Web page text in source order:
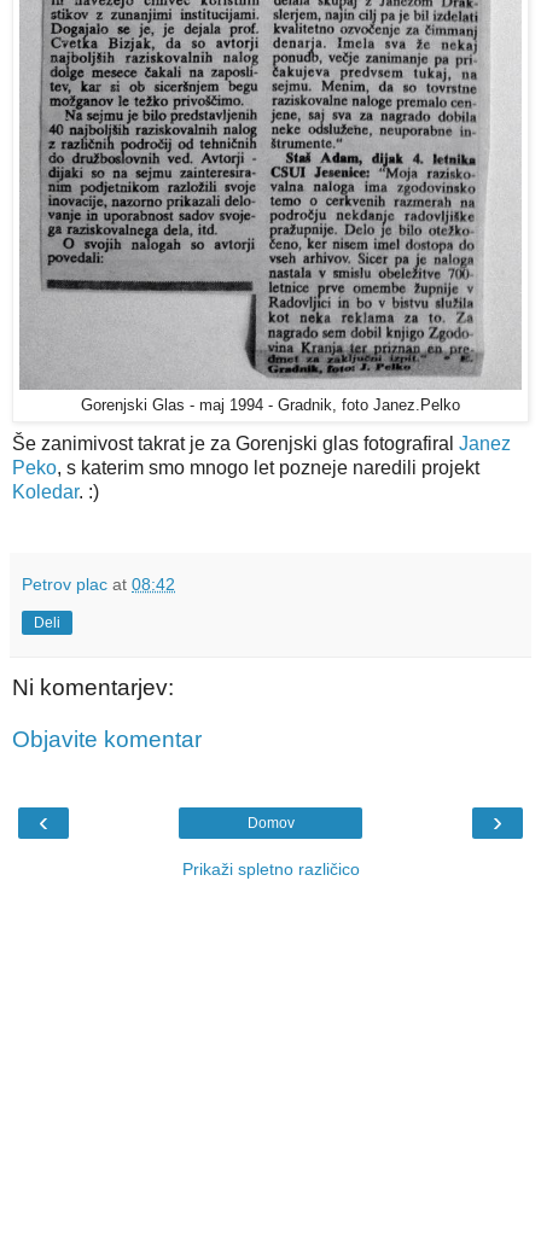
Gorenjski Glas - maj 1994 - Gradnik, foto Janez.Pelko
Še zanimivost takrat je za Gorenjski glas fotografiral Janez
Peko, s katerim smo mnogo let pozneje naredili projekt
Koledar. :)
Petrov plac at 08:42
Deli
Ni komentarjev:
Objavite komentar
‹ ›
Domov
Prikaži spletno različico